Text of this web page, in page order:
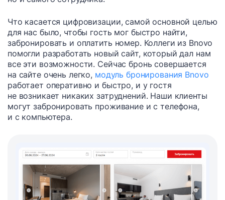
Что касается цифровизации, самой основной целью
для нас было, чтобы гость мог быстро найти,
забронировать и оплатить номер. Коллеги из Bnovo
помогли разработать новый сайт, который дал нам
все эти возможности. Сейчас бронь совершается
на сайте очень легко, модуль бронирования Bnovo
работает оперативно и быстро, и у гостя
не возникает никаких затруднений. Наши клиенты
могут забронировать проживание и с телефона,
и с компьютера.